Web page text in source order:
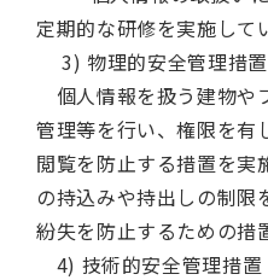
定期的な研修を実施して
3) 物理的安全管理措置
個人情報を扱う建物や
管理等を行い、権限を有
閲覧を防止する措置を実
の持込みや持出しの制限
紛失を防止するための措
4) 技術的安全管理措置